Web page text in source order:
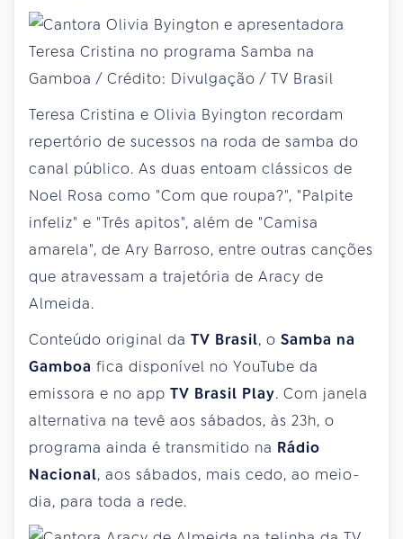
Teresa Cristina e Olivia Byington recordam
repertório de sucessos na roda de samba do
canal público. As duas entoam clássicos de
Noel Rosa como "Com que roupa?", "Palpite
infeliz" e "Três apitos", além de "Camisa
amarela", de Ary Barroso, entre outras canções
que atravessam a trajetória de Aracy de
Almeida.
Conteúdo original da TV Brasil, o Samba na
Gamboa fica disponível no YouTube da
emissora e no app TV Brasil Play. Com janela
alternativa na tevê aos sábados, às 23h, o
programa ainda é transmitido na Rádio
Nacional, aos sábados, mais cedo, ao meio-
dia, para toda a rede.